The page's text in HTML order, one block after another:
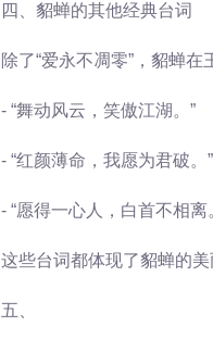
四、貂蝉的其他经典台词
除了“爱永不凋零”，貂蝉
- “舞动风云，笑傲江湖。”
- “红颜薄命，我愿为君破。”
- “愿得一心人，白首不相离
这些台词都体现了貂蝉的
五、